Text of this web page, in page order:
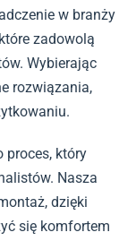
w branży
zadowolą
Wybierając
rozwiązania,
proces, który
Nasza
dzięki
się komfortem